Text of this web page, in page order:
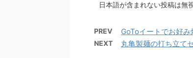
日本語が含まれない投稿は無
PREV GoToイートでお好
NEXT 丸亀製麺の打ち立て